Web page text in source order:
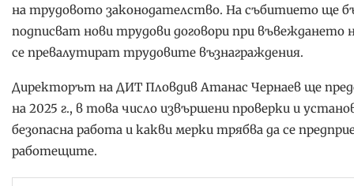
на трудовото законодателство. На събитието ще
подписват нови трудови договори при въвеждането
се превалутират трудовите възнаграждения.
Директорът на ДИТ Пловдив Атанас Чернаев ще
на 2025 г., в това число извършени проверки и
безопасна работа и какви мерки трябва да се
работещите.